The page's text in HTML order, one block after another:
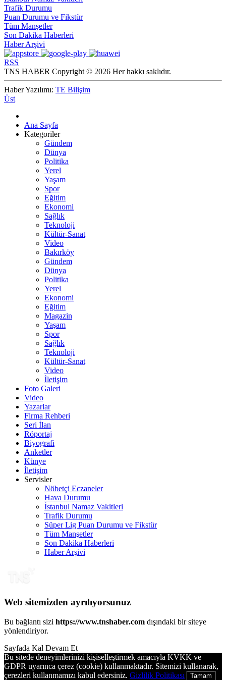
Trafik Durumu
Puan Durumu ve Fikstür
Tüm Manşetler
Son Dakika Haberleri
Haber Arşivi
RSS
TNS HABER Copyright © 2026 Her hakkı saklıdır.
Haber Yazılımı: TE Bilişim
Üst
Ana Sayfa
Kategoriler
Gündem
Dünya
Politika
Yerel
Yaşam
Spor
Eğitim
Ekonomi
Sağlık
Teknoloji
Kültür-Sanat
Video
Bakırköy
Gündem
Dünya
Politika
Yerel
Ekonomi
Eğitim
Magazin
Yaşam
Spor
Sağlık
Teknoloji
Kültür-Sanat
Video
İletişim
Foto Galeri
Video
Yazarlar
Firma Rehberi
Seri İlan
Röportaj
Biyografi
Anketler
Künye
İletişim
Servisler
Nöbetçi Eczaneler
Hava Durumu
İstanbul Namaz Vakitleri
Trafik Durumu
Süper Lig Puan Durumu ve Fikstür
Tüm Manşetler
Son Dakika Haberleri
Haber Arşivi
Web sitemizden ayrılıyorsunuz
Bu bağlantı sizi https://www.tnshaber.com dışındaki bir siteye
yönlendiriyor.
Sayfada Kal Devam Et
Bu sitede deneyimlerinizi kişiselleştirmek amacıyla KVKK ve
GDPR uyarınca çerez (cookie) kullanmaktadır. Sitemizi kullanarak,
çerezleri kullanmamızı kabul edersiniz. Gizlilik Politikası Tamam